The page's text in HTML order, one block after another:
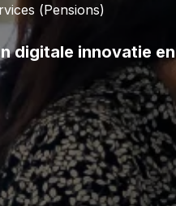
(Pensions)
digitale innovatie